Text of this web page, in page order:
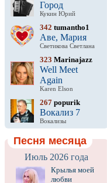
Город
Кукин Юрий
342 tumantho1
Аве, Мария
Светикова Светлана
323 Marinajazz
Well Meet
Again
Karen Elson
267 popurik
Вокализ 7
Вокализы
Песня месяца
Июль 2026 года
Крылья моей
любви